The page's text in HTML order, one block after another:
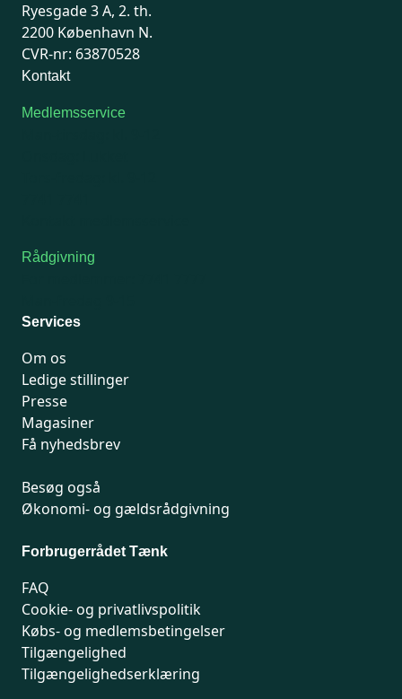
Ryesgade 3 A, 2. th.
2200 København N.
CVR-nr: 63870528
Kontakt
Medlemsservice
Rådgivning
Services
Om os
Ledige stillinger
Presse
Magasiner
Få nyhedsbrev
Besøg også
Økonomi- og gældsrådgivning
Forbrugerrådet Tænk
FAQ
Cookie- og privatlivspolitik
Købs- og medlemsbetingelser
Tilgængelighed
Tilgængelighedserklæring